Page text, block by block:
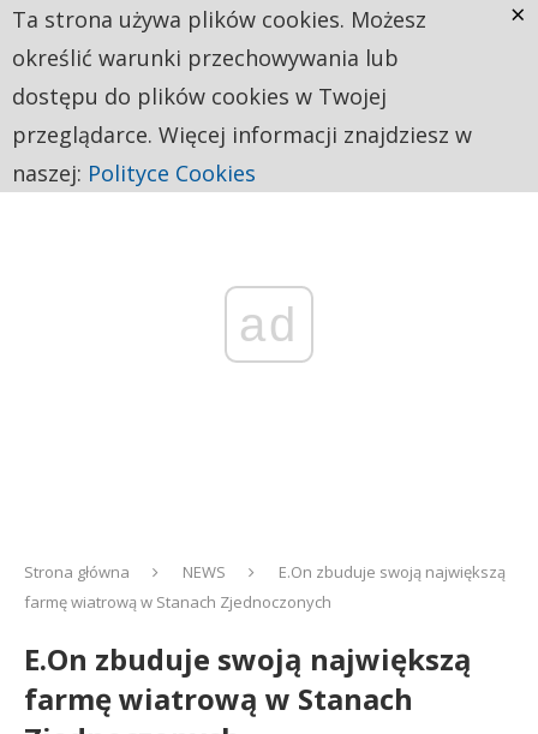
ad
Strona główna NEWS
E.On zbuduje swoją największą
farmę wiatrową w Stanach Zjednoczonych
E.On zbuduje swoją największą
farmę wiatrową w Stanach
Ta strona używa plików cookies. Możesz
określić warunki przechowywania lub
dostępu do plików cookies w Twojej
przeglądarce. Więcej informacji znajdziesz w
naszej: Polityce Cookies
×